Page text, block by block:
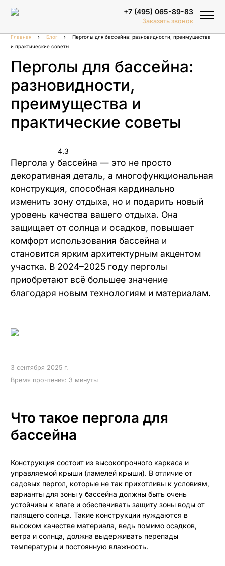
+7 (495) 065-89-83
Заказать звонок
Биоклиматические перголы
Тентовые перголы
Зимний сад
Объектные решения
Спортивные площадки
Перголы для бассейна
Перголы на крыше
Алюминиевые перголы
Пергола для гаража
Перголы для ресторана
Zip-системы
Раздвижное остекление со стеклопакетом
Складные панорамные двери
Раздвижные панорамные двери
HS-порталы
Маркизы открытого типа
Главная › Блог ›
Перголы для бассейна: разновидности, преимущества
и практические советы
Перголы для бассейна:
разновидности,
преимущества и
практические советы
4.3
Пергола у бассейна — это не просто
декоративная деталь, а многофункциональная
конструкция, способная кардинально
изменить зону отдыха, но и подарить новый
уровень качества вашего отдыха. Она
защищает от солнца и осадков, повышает
комфорт использования бассейна и
становится ярким архитектурным акцентом
участка. В 2024–2025 году перголы
приобретают всё большее значение
благодаря новым технологиям и материалам.
3 сентября 2025 г.
Время прочтения: 3 минуты
Что такое пергола для
бассейна
Конструкция состоит из высокопрочного каркаса и
управляемой крыши (ламелей крыши). В отличие от
садовых пергол, которые не так прихотливы к условиям,
варианты для зоны у бассейна должны быть очень
устойчивы к влаге и обеспечивать защиту зоны воды от
палящего солнца. Такие конструкции нуждаются в
высоком качестве материала, ведь помимо осадков,
ветра и солнца, должна выдерживать перепады
температуры и постоянную влажность.